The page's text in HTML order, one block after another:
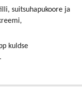
suitsuhapukoore ja
kuldse